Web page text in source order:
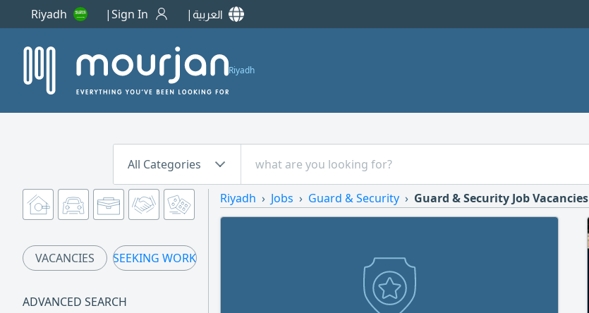
Riyadh Sign In العربية
Riyadh
All Categories
VACANCIES SEEKING WORK
ADVANCED SEARCH
Riyadh Jobs Guard & Security Guard & Security Job Vacancies